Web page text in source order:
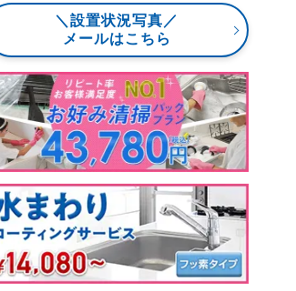
＼設置状況写真／
メールはこちら